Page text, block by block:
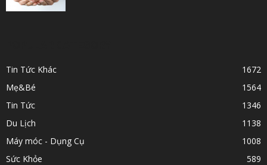
Tin Tức Khác
1672
Mẹ&Bé
1564
Tin Tức
1346
Du Lịch
1138
Máy móc - Dụng Cụ
1008
Sức Khỏe
589